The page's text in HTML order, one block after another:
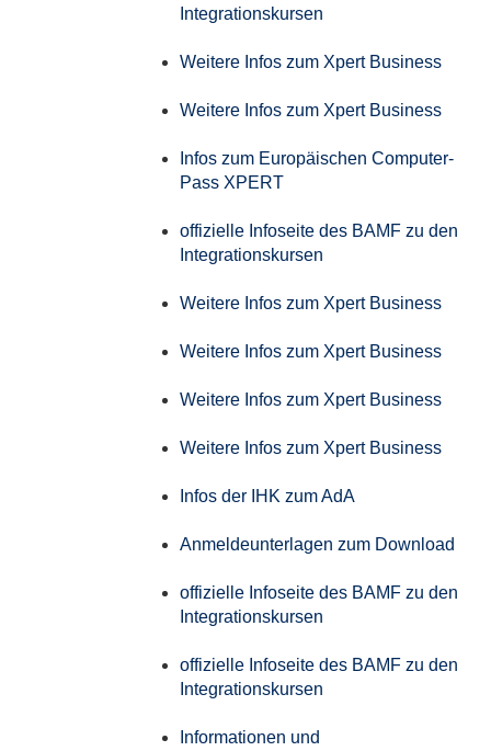
Integrationskursen
Weitere Infos zum Xpert Business
Weitere Infos zum Xpert Business
Infos zum Europäischen Computer-
Pass XPERT
offizielle Infoseite des BAMF zu den
Integrationskursen
Weitere Infos zum Xpert Business
Weitere Infos zum Xpert Business
Weitere Infos zum Xpert Business
Weitere Infos zum Xpert Business
Infos der IHK zum AdA
Anmeldeunterlagen zum Download
offizielle Infoseite des BAMF zu den
Integrationskursen
offizielle Infoseite des BAMF zu den
Integrationskursen
Informationen und